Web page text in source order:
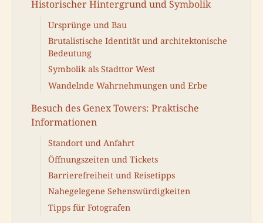
Historischer Hintergrund und Symbolik
Ursprünge und Bau
Brutalistische Identität und architektonische
Bedeutung
Symbolik als Stadttor West
Wandelnde Wahrnehmungen und Erbe
Besuch des Genex Towers: Praktische
Informationen
Standort und Anfahrt
Öffnungszeiten und Tickets
Barrierefreiheit und Reisetipps
Nahegelegene Sehenswürdigkeiten
Tipps für Fotografen